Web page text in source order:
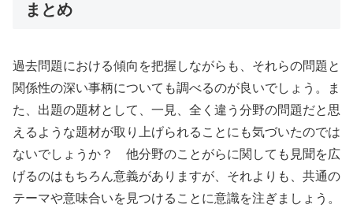
まとめ
過去問題における傾向を把握しながらも、それらの問題と
関係性の深い事柄についても調べるのが良いでしょう。ま
た、出題の題材として、一見、全く違う分野の問題だと思
えるような題材が取り上げられることにも気づいたのでは
ないでしょうか？ 他分野のことがらに関しても見聞を広
げるのはもちろん意義がありますが、それよりも、共通の
テーマや意味合いを見つけることに意識を注ぎましょう。